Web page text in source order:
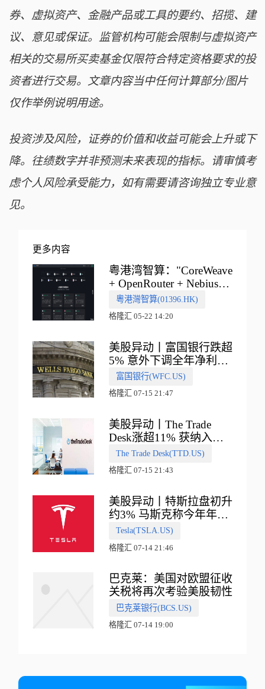
券、虚拟资产、金融产品或工具的要约、招揽、建
议、意见或保证。监管机构可能会限制与虚拟资产
相关的交易所买卖基金仅限符合特定资格要求的投
资者进行交易。文章内容当中任何计算部分/图片
仅作举例说明用途。
投资涉及风险，证券的价值和收益可能会上升或下
降。往绩数字并非预测未来表现的指标。请审慎考
虑个人风险承受能力，如有需要请咨询独立专业意
见。
更多内容
粤港湾智算："CoreWeave
+ OpenRouter + Nebius"
多向融合的中国智算新范
式
粵港灣智算(01396.HK)
格隆汇 05-22 14:20
美股异动丨富国银行跌超
5% 意外下调全年净利息
收入指引
富国银行(WFC.US)
格隆汇 07-15 21:47
美股异动丨The Trade
Desk涨超11% 获纳入标
普500指数
The Trade Desk(TTD.US)
格隆汇 07-15 21:43
美股异动丨特斯拉盘初升
约3% 马斯克称今年年底
会有‘史诗级震撼’的演示
Tesla(TSLA.US)
格隆汇 07-14 21:46
巴克莱：美国对欧盟征收
关税将再次考验美股韧性
巴克莱银行(BCS.US)
格隆汇 07-14 19:00